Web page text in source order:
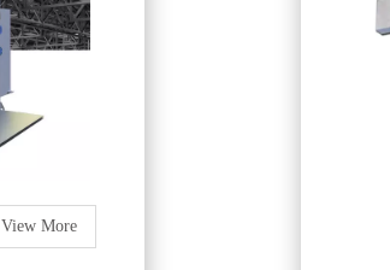
View More